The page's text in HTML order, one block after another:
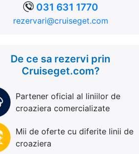
031 631 1770
rezervari@cruiseget.com
De ce sa rezervi prin
Cruiseget.com?
Partener oficial al liniilor de
croaziera comercializate
Mii de oferte cu diferite linii de
croaziera